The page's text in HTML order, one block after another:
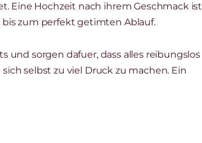
Eine Hochzeit nach ihrem Geschmack ist
zum perfekt getimten Ablauf.
und sorgen dafuer, dass alles reibungslos
selbst zu viel Druck zu machen. Ein